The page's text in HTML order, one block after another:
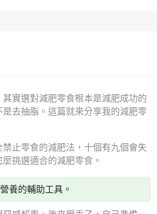
實選對減肥零食根本是減肥成功的
去抽脂。這篇就來分享我的減肥零
止零食的減肥法，十個有九個會失
挑選適合的減肥零食。
養的輔助工具。